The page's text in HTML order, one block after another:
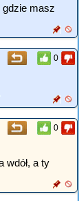
masz
0
0
wdół, a ty